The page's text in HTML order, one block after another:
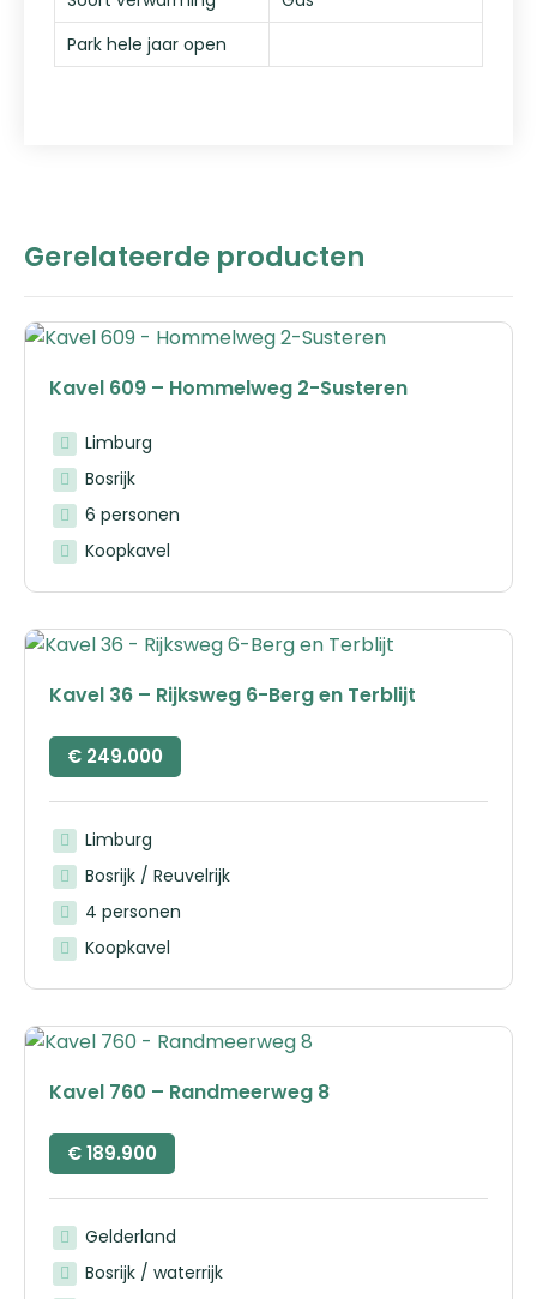
Park hele jaar open
Gerelateerde producten
Kavel 609 – Hommelweg 2-Susteren
Limburg
Bosrijk
6 personen
Koopkavel
Kavel 36 – Rijksweg 6-Berg en Terblijt
€ 249.000
Limburg
Bosrijk / Reuvelrijk
4 personen
Koopkavel
Kavel 760 – Randmeerweg 8
€189.900
Gelderland
Bosrijk / waterrijk